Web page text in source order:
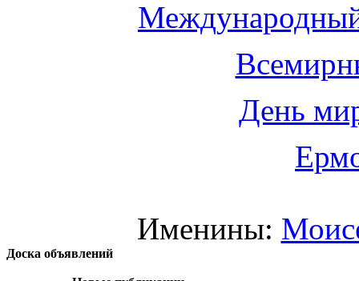
День
Именины:
Доска объявлений